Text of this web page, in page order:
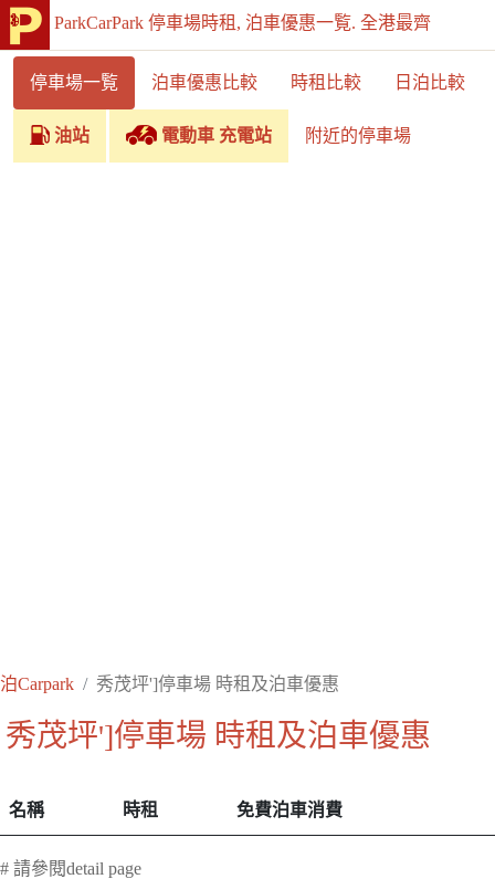
ParkCarPark 停車場時租, 泊車優惠一覧. 全港最齊
停車場一覧 泊車優惠比較 時租比較 日泊比較
油站 電動車 充電站 附近的停車場
泊Carpark 秀茂坪']停車場 時租及泊車優惠
秀茂坪']停車場 時租及泊車優惠
名稱 時租 免費泊車消費
# 請參閱detail page